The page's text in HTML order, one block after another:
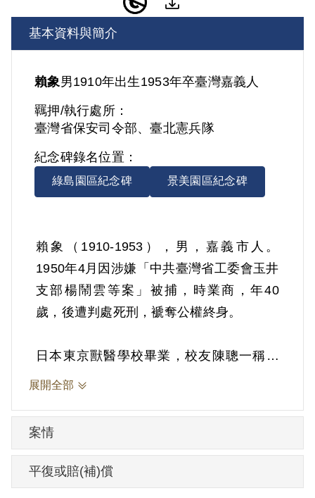
基本資料與簡介
賴象男1910年出生 1953年卒臺灣嘉義人
羈押/執行處所：
臺灣省保安司令部、臺北憲兵隊
紀念碑錄名位置：
綠島園區紀念碑 景美園區紀念碑
賴象（1910-1953），男，嘉義市人。
1950年4月因涉嫌「中共臺灣省工委會玉井
支部楊鬧雲等案」被捕，時業商，年40
歲，後遭判處死刑，褫奪公權終身。
日本東京獸醫學校畢業，校友陳聰一稱之
為「松哥」。與妻蔡玉，育有3子3女。日
嘉義李曉芳介紹，1947年新竹縣長劉啟光
派為桃園獸醫（時桃園為大新竹縣轄
下），後回嘉義市開設崇記商行。
展開全部
案情
平復或賠(補)償